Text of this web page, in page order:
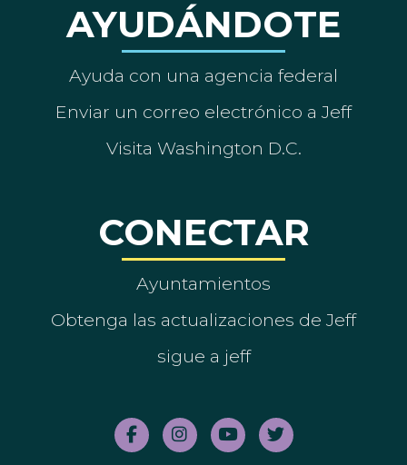
AYUDÁNDOTE
Ayuda con una agencia federal
Enviar un correo electrónico a Jeff
Visita Washington D.C.
CONECTAR
Ayuntamientos
Obtenga las actualizaciones de Jeff
sigue a jeff